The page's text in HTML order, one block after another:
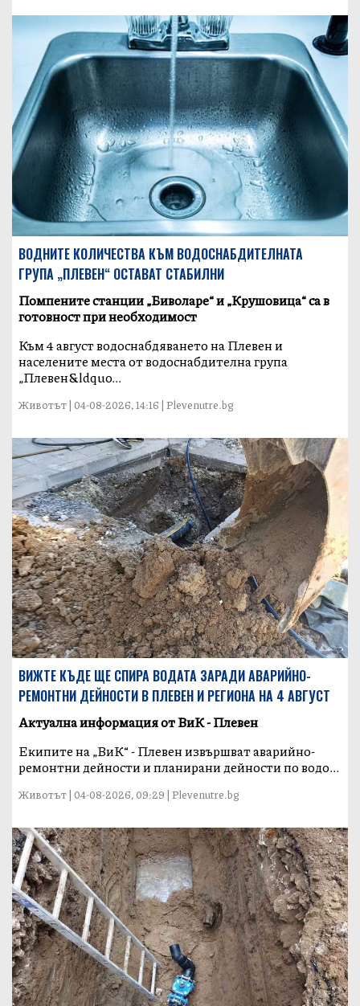
ВОДНИТЕ КОЛИЧЕСТВА КЪМ ВОДОСНАБДИТЕЛНАТА
ГРУПА „ПЛЕВЕН“ ОСТАВАТ СТАБИЛНИ
Помпените станции „Биволаре“ и „Крушовица“ са в
готовност при необходимост
Към 4 август водоснабдяването на Плевен и
населените места от водоснабдителна група
„Плевен&ldquo...
Животът | 04-08-2026, 14:16 | Plevenutre.bg
ВИЖТЕ КЪДЕ ЩЕ СПИРА ВОДАТА ЗАРАДИ АВАРИЙНО-
РЕМОНТНИ ДЕЙНОСТИ В ПЛЕВЕН И РЕГИОНА НА 4 АВГУСТ
Актуална информация от ВиК - Плевен
Екипите на „ВиК“ - Плевен извършват аварийно-
ремонтни дейности и планирани дейности по водо...
Животът | 04-08-2026, 09:29 | Plevenutre.bg